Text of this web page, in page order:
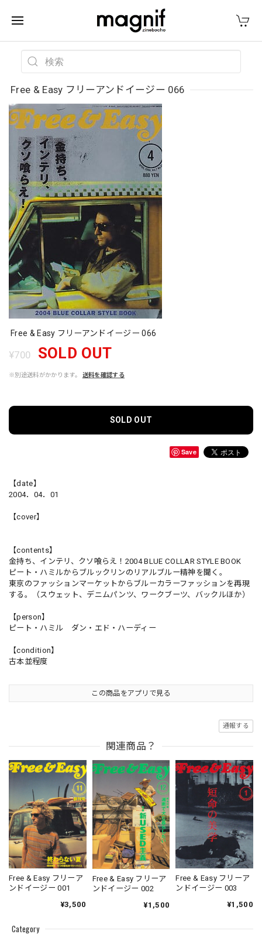
Category
Free & Easy フリーアンドイージー 066
Free & Easy フリーアンドイージー 066
¥700 SOLD OUT
※別途送料がかかります。 送料を確認する
SOLD OUT
Save
【date】
2004．04．01
【cover】
【contents】
金持ち、インテリ、クソ喰らえ！2004 BLUE COLLAR STYLE BOOK
ピート・ハミルからブルックリンのリアルブルー精神を聞く。
東京のファッションマーケットからブルーカラーファッションを再現
する。（スウェット、デニムパンツ、ワークブーツ、バックルほか）
【person】
ピート・ハミル ダン・エド・ハーディー
【condition】
古本並程度
この商品をアプリで見る
通報する
関連商品？
Free & Easy フリーア
ンドイージー 001
¥3,500
Free & Easy フリーア
ンドイージー 002
¥1,500
Free & Easy フリーア
ンドイージー 003
¥1,500